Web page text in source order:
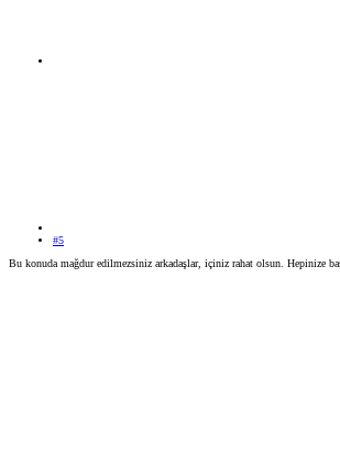
#5
Bu konuda mağdur edilmezsiniz arkadaşlar, içiniz rahat olsun. Hepinize